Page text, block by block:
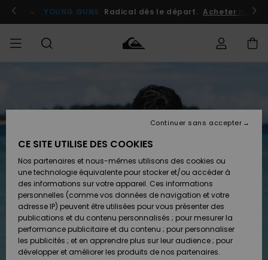
l'information
le
Se connecter / s'inscrire
YOUNG GUNS Radical dès le départ. Acheter
Chaussures
& Tongs
Surf
Chaussures
& Tongs
Surf
FEMME
A
Découvrir
Snow
SURF
Homme
Surf
Shop
Enfant
Highlights
Communauté
SNOW
Homme
Snow
Shop
Enfant
Snow
Shop
Femme
OUTLET
Enfant
Outlet
Femme
commande
Retours
Paiement
Carte
Cadeau
CE SITE UTILISE DES COOKIES
Nos partenaires et nous-mêmes utilisons des cookies ou
une technologie équivalente pour stocker et/ou accéder à
des informations sur votre appareil. Ces informations
personnelles (comme vos données de navigation et votre
adresse IP) peuvent être utilisées pour vous présenter des
publications et du contenu personnalisés ; pour mesurer la
performance publicitaire et du contenu ; pour personnaliser
les publicités ; et en apprendre plus sur leur audience ; pour
développer et améliorer les produits de nos partenaires.
Continuer sans accepter